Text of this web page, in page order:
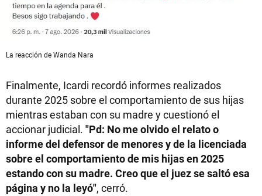
La reacción de Wanda Nara
Finalmente, Icardi recordó informes realizados
durante 2025 sobre el comportamiento de sus hijas
mientras estaban con su madre y cuestionó el
accionar judicial. "Pd: No me olvido el relato o
informe del defensor de menores y de la licenciada
sobre el comportamiento de mis hijas en 2025
estando con su madre. Creo que el juez se saltó esa
página y no la leyó", cerró.